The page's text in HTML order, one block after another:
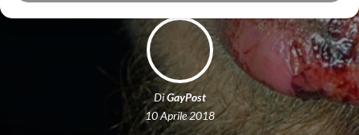
DiGayPost
10 Aprile 2018